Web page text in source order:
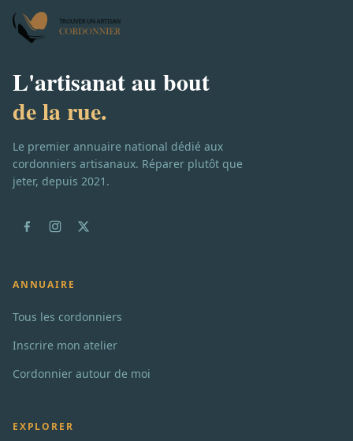
L'artisanat au bout
de la rue.
Le premier annuaire national dédié aux
cordonniers artisanaux. Réparer plutôt que
jeter, depuis 2021.
ANNUAIRE
Tous les cordonniers
Inscrire mon atelier
Cordonnier autour de moi
EXPLORER